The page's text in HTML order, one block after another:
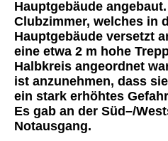
Hauptgebäude
Clubzimmer, welches in
Hauptgebäude versetzt
eine etwa 2 m hohe
Halbkreis angeordnet
ist anzunehmen, dass
ein stark erhöhtes
Es gab an der Süd–/
Notausgang.